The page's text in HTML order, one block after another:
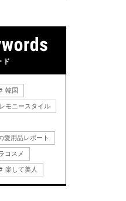
ド
韓国
モニースタイル
愛用品レポート
コスメ
楽して美人